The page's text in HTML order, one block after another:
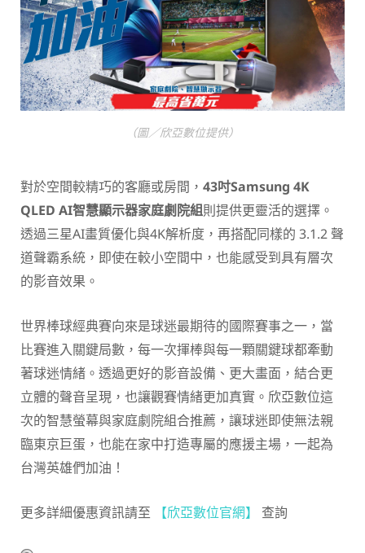
（圖／欣亞數位提供）
對於空間較精巧的客廳或房間， 43吋Samsung 4K
QLED AI智慧顯示器家庭劇院組則提供更靈活的選擇。
透過三星AI畫質優化與4K解析度，再搭配同樣的 3.1.2 聲
道聲霸系統，即使在較小空間中，也能感受到具有層次
的影音效果。
世界棒球經典賽向來是球迷最期待的國際賽事之一，當
比賽進入關鍵局數，每一次揮棒與每一顆關鍵球都牽動
著球迷情緒。透過更好的影音設備、更大畫面，結合更
立體的聲音呈現，也讓觀賽情緒更加真實。欣亞數位這
次的智慧螢幕與家庭劇院組合推薦，讓球迷即使無法親
臨東京巨蛋，也能在家中打造專屬的應援主場，一起為
台灣英雄們加油！
更多詳細優惠資訊請至 【欣亞數位官網】 查詢